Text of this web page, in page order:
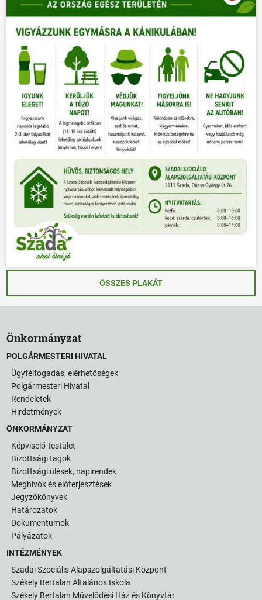
ÖSSZES PLAKÁT
Önkormányzat
POLGÁRMESTERI HIVATAL
Ügyfélfogadás, elérhetőségek
Polgármesteri Hivatal
Rendeletek
Hirdetmények
ÖNKORMÁNYZAT
Képviselő-testület
Bizottsági tagok
Bizottsági ülések, napirendek
Meghívók és előterjesztések
Jegyzőkönyvek
Határozatok
Dokumentumok
Pályázatok
INTÉZMÉNYEK
Szadai Szociális Alapszolgáltatási Központ
Székely Bertalan Általános Iskola
Székely Bertalan Művelődési Ház és Könyvtár